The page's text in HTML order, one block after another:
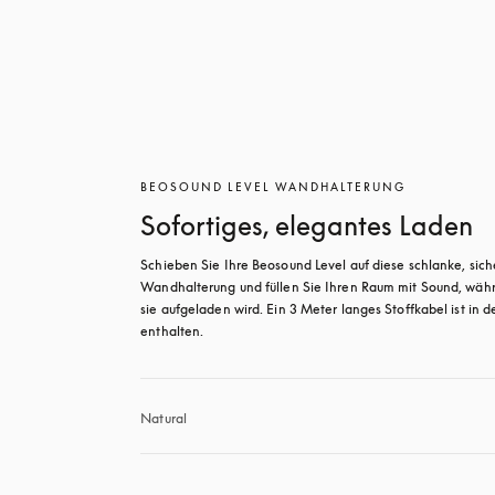
BEOSOUND LEVEL WANDHALTERUNG
Sofortiges, elegantes Laden
Schieben Sie Ihre Beosound Level auf diese schlanke,
Wandhalterung und füllen Sie Ihren Raum mit Sound,
sie aufgeladen wird. Ein 3 Meter langes Stoffkabel ist in
enthalten.
Natural